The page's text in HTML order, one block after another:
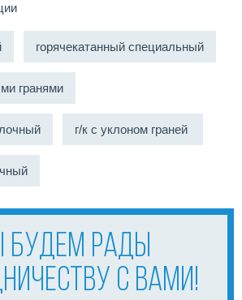
горячекатанный специальный
гранями
г/к с уклоном граней
БУДЕМ РАДЫ
С ВАМИ!